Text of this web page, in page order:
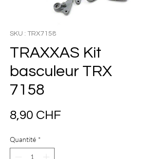
SKU : TRX7158
TRAXXAS Kit
basculeur TRX
7158
8,90 CHFPrix
Quantité *